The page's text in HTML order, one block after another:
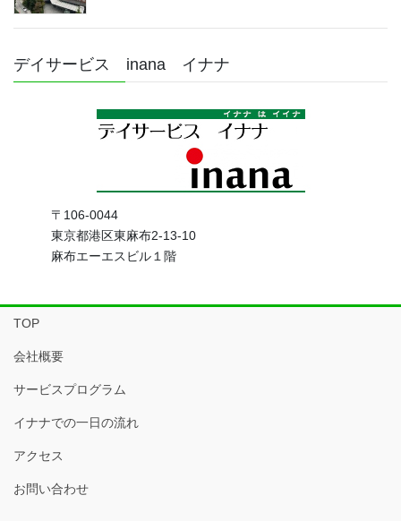
デイサービス inana イナナ
〒106-0044
東京都港区東麻布2-13-10
麻布エーエスビル１階
TOP
会社概要
サービスプログラム
イナナでの一日の流れ
アクセス
お問い合わせ